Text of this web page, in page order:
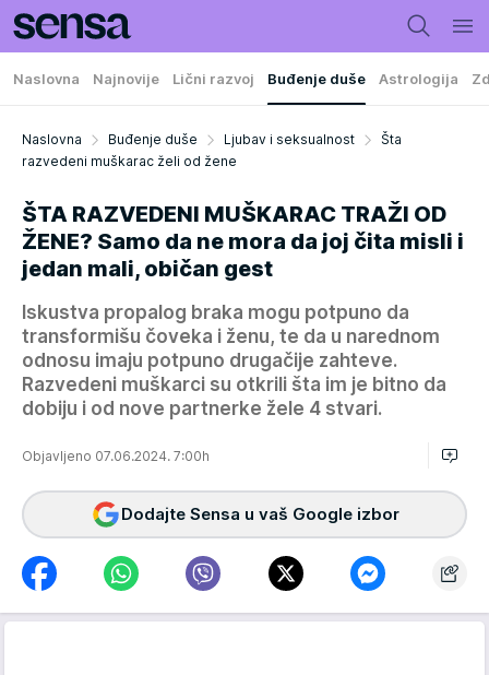
Naslovna Najnovije Lični razvoj Buđenje duše Astrologija
Naslovna Buđenje duše Ljubav i seksualnost
Šta
razvedeni muškarac želi od žene
ŠTA RAZVEDENI MUŠKARAC TRAŽI OD
ŽENE? Samo da ne mora da joj čita misli i
jedan mali, običan gest
Iskustva propalog braka mogu potpuno da
transformišu čoveka i ženu, te da u narednom
odnosu imaju potpuno drugačije zahteve.
Razvedeni muškarci su otkrili šta im je bitno da
dobiju i od nove partnerke žele 4 stvari.
Objavljeno 07.06.2024. 7:00h
Dodajte Sensa u vaš Google izbor